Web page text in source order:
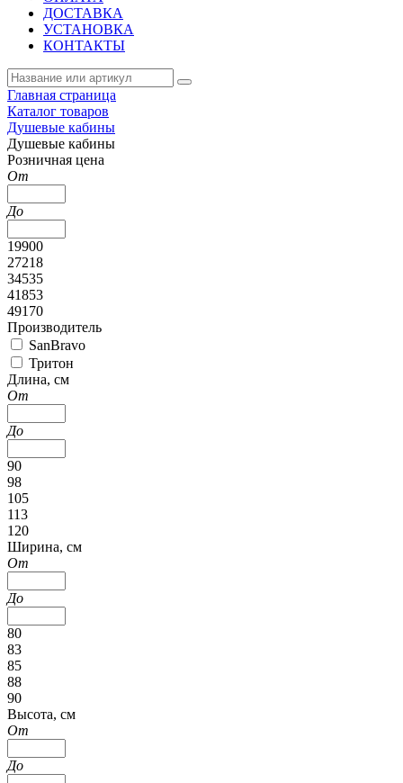
ДОСТАВКА
УСТАНОВКА
КОНТАКТЫ
Главная страница
Каталог товаров
Душевые кабины
Душевые кабины
Розничная цена
От
До
19900
27218
34535
41853
49170
Производитель
SanBravo
Тритон
Длина, см
От
До
90
98
105
113
120
Ширина, см
От
До
80
83
85
88
90
Высота, см
От
До